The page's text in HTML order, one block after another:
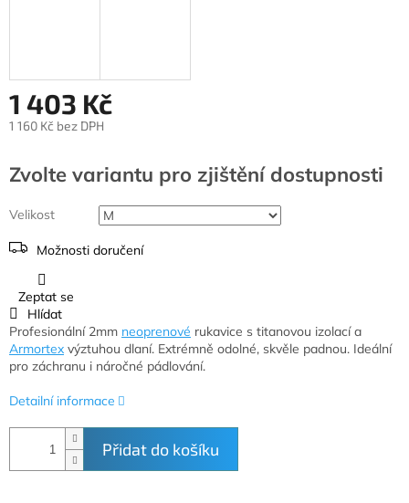
1 403 Kč
1 160 Kč bez DPH
cena:
Zvolte variantu
Velikost
Možnosti doručení
Přidat do košíku
Profesionální 2mm neoprenové rukavice s titanovou izolací a
Armortex výztuhou dlaní. Extrémně odolné, skvěle padnou. Ideální
pro záchranu i náročné pádlování.
Detailní informace
Zeptat se
Hlídat